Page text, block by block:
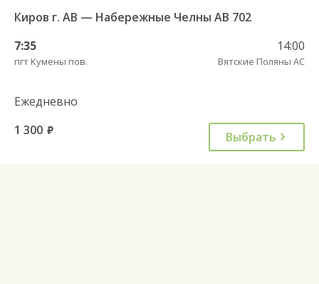
Киров г. АВ — Набережные Челны АВ 702
7:35
пгт Кумены пов.
14:00
Вятские Поляны АС
Ежедневно
1 300 руб. Выбрать